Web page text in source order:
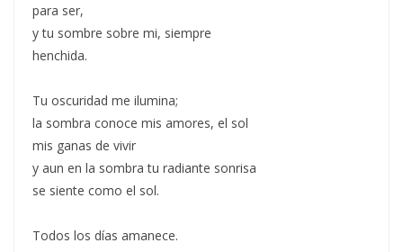
para ser,
y tu sombre sobre mi, siempre
henchida.
Tu oscuridad me ilumina;
la sombra conoce mis amores, el sol
mis ganas de vivir
y aun en la sombra tu radiante sonrisa
se siente como el sol.
Todos los días amanece.